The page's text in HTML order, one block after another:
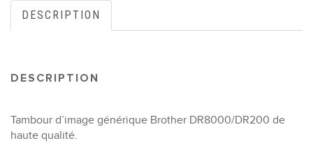
DESCRIPTION
DESCRIPTION
Tambour d’image générique Brother DR8000/DR200 de
haute qualité.